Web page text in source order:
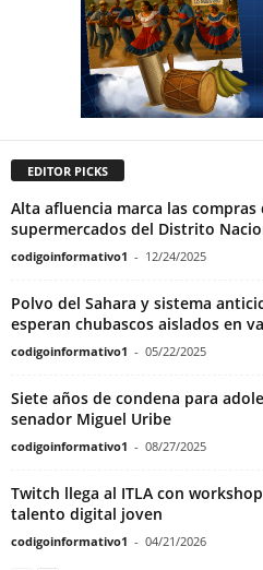
EDITOR PICKS
Alta afluencia marca las compras
supermercados del Distrito
codigoinformativo1 - 12/24/2025
Polvo del Sahara y sistema
esperan chubascos aislados en
codigoinformativo1 - 05/22/2025
Siete años de condena para
senador Miguel Uribe
codigoinformativo1 - 08/27/2025
Twitch llega al ITLA con
talento digital joven
codigoinformativo1 - 04/21/2026